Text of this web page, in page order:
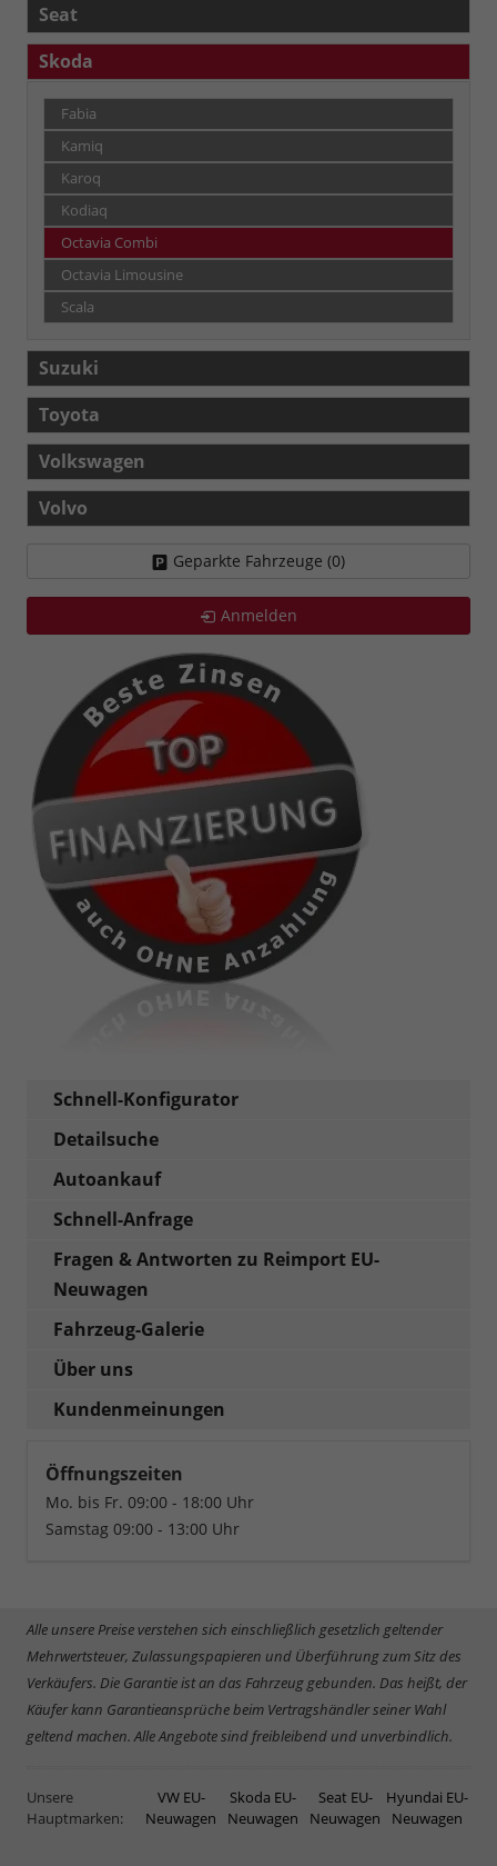
Seat
Skoda
Fabia
Kamiq
Karoq
Kodiaq
Octavia Combi
Octavia Limousine
Scala
Suzuki
Toyota
Volkswagen
Volvo
Geparkte Fahrzeuge (0)
Anmelden
Schnell-Konfigurator
Detailsuche
Autoankauf
Schnell-Anfrage
Fragen & Antworten zu Reimport EU-
Neuwagen
Fahrzeug-Galerie
Über uns
Kundenmeinungen
Öffnungszeiten
Mo. bis Fr. 09:00 - 18:00 Uhr
Samstag 09:00 - 13:00 Uhr
Alle unsere Preise verstehen sich einschließlich gesetzlich geltender
Mehrwertsteuer, Zulassungspapieren und Überführung zum Sitz des
Verkäufers. Die Garantie ist an das Fahrzeug gebunden. Das heißt, der
Käufer kann Garantieansprüche beim Vertragshändler seiner Wahl
geltend machen. Alle Angebote sind freibleibend und unverbindlich.
Unsere
Hauptmarken:
VW EU-
Neuwagen
Skoda EU-
Neuwagen
Seat EU-
Neuwagen
Hyundai EU-
Neuwagen